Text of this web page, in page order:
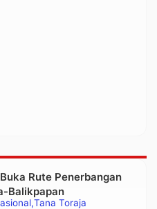
Tana Toraja
Rute Penerbangan
Balikpapan